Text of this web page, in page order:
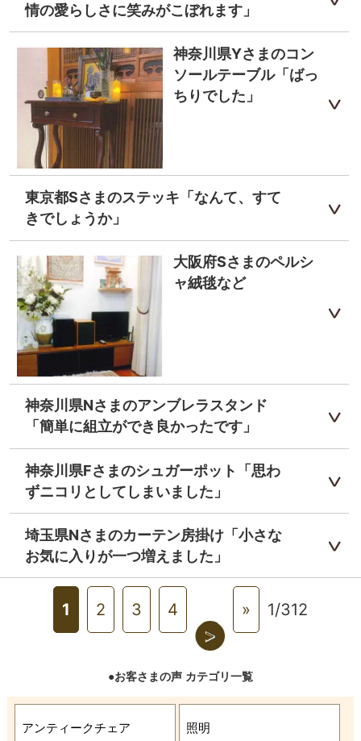
情の愛らしさに笑みがこぼれます」
神奈川県Yさまのコン
ソールテーブル「ばっ
ちりでした」
東京都Sさまのステッキ「なんて、すて
きでしょうか」
大阪府Sさまのペルシ
ャ絨毯など
神奈川県Nさまのアンブレラスタンド
「簡単に組立ができ良かったです」
神奈川県Fさまのシュガーポット「思わ
ずニコリとしてしまいました」
埼玉県Nさまのカーテン房掛け「小さな
お気に入りが一つ増えました」
1 2 3
4
>
» 1/312
●お客さまの声 カテゴリ一覧
アンティークチェア 照明